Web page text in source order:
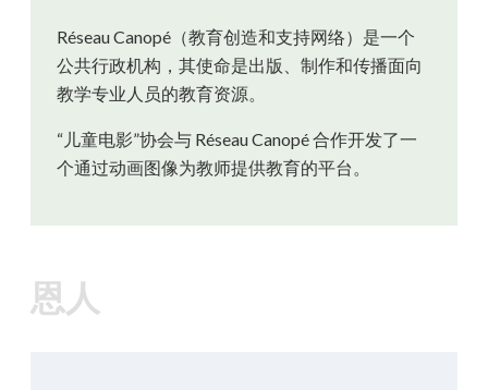
Réseau Canopé（教育创造和支持网络）是一个
公共行政机构，其使命是出版、制作和传播面向
教学专业人员的教育资源。
“儿童电影”协会与 Réseau Canopé 合作开发了一
个通过动画图像为教师提供教育的平台。
恩人